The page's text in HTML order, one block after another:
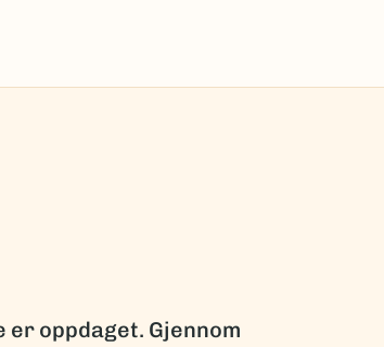
oppdaget. Gjennom